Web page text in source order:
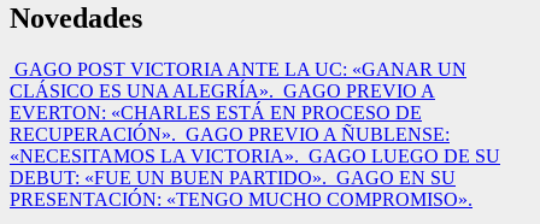
Novedades
GAGO POST VICTORIA ANTE LA UC: «GANAR UN
CLÁSICO ES UNA ALEGRÍA». GAGO PREVIO A
EVERTON: «CHARLES ESTÁ EN PROCESO DE
RECUPERACIÓN». GAGO PREVIO A ÑUBLENSE:
«NECESITAMOS LA VICTORIA». GAGO LUEGO DE SU
DEBUT: «FUE UN BUEN PARTIDO». GAGO EN SU
PRESENTACIÓN: «TENGO MUCHO COMPROMISO».